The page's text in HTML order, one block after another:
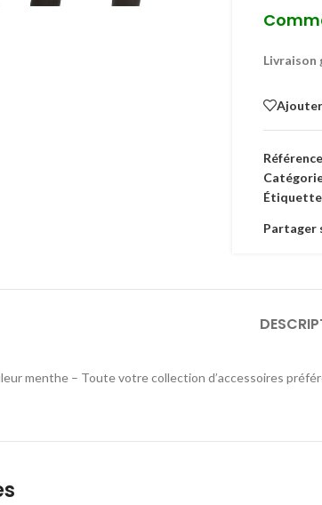
Livraison
Partager
menthe – Toute votre collection d’accessoires